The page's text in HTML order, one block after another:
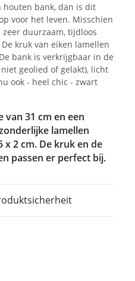
houten bank, dan is dit
voor het leven. Misschien
duurzaam, tijdloos
kruk van eiken lamellen
bank is verkrijgbaar in de
geolied of gelakt), licht
ook - heel chic - zwart
van 31 cm en een
lamellen
x 2 cm. De kruk en de
passen er perfect bij.